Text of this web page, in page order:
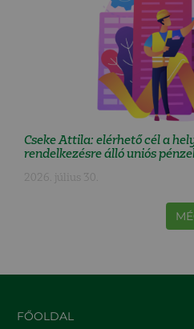
Cseke Attila: elérhető cél a
rendelkezésre álló uniós
2026. július 30.
FŐOLDAL